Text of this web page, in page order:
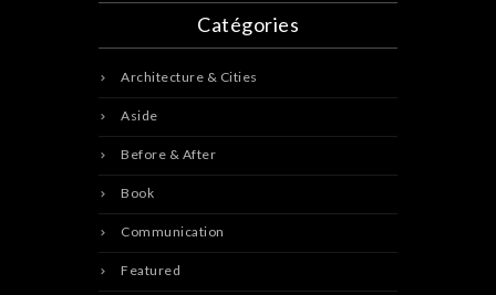
Catégories
Architecture & Cities
Aside
Before & After
Book
Communication
Featured